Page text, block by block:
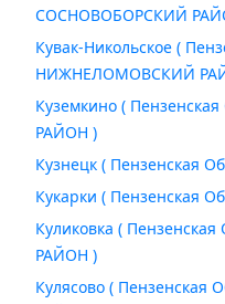
СОСНОВОБОРСКИЙ
Кувак-Никольское (
НИЖНЕЛОМОВСКИЙ
Куземкино (
РАЙОН )
Кузнецк ( Пензенская
Кукарки ( Пензенская
Куликовка (
РАЙОН )
Кулясово (